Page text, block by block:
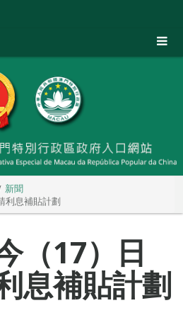
新聞
利息補貼計劃
（17）日
息補貼計劃